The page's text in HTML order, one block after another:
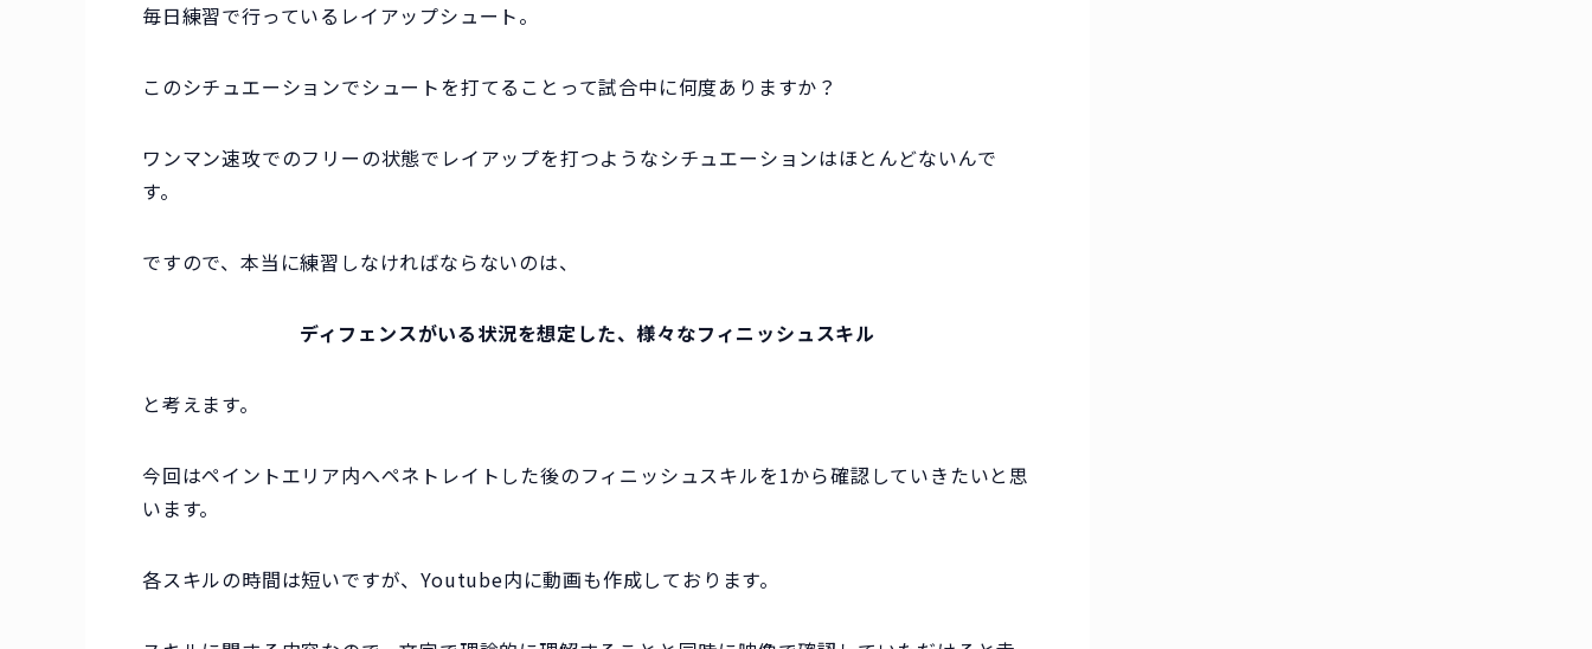
毎日練習で行っているレイアップシュート。
このシチュエーションでシュートを打てることって試合中に何度ありますか？
ワンマン速攻でのフリーの状態でレイアップを打つようなシチュエーションはほとんどないんで
す。
ですので、本当に練習しなければならないのは、
ディフェンスがいる状況を想定した、様々なフィニッシュスキル
と考えます。
今回はペイントエリア内へペネトレイトした後のフィニッシュスキルを1から確認していきたいと思
います。
各スキルの時間は短いですが、Youtube内に動画も作成しております。